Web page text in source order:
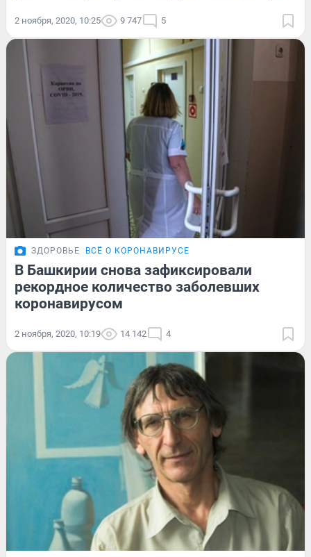
2 ноября, 2020, 10:25 9 747 5
ЗДОРОВЬЕ ВСЁ О КОРОНАВИРУСЕ
В Башкирии снова зафиксировали
рекордное количество заболевших
коронавирусом
2 ноября, 2020, 10:19 14 142 4